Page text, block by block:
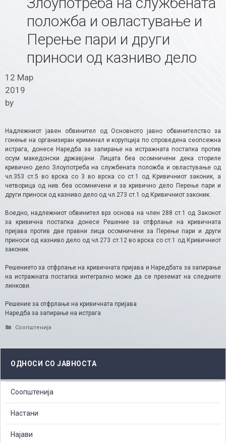
положба и овластување и
Перење пари и други
приноси од казниво дело
12 Мар
2019
by
Надлежниот јавен обвинител од Основното јавно обвинителство за
гонење на организиран криминал и корупција по спроведена сеопсежна
истрага, донесе Наредба за запирање на истражната постапка против
осум македонски државјани. Лицата беа осомничени дека сториле
кривично дело Злоупотреба на службената положба и овластување од
чл.353 ст.5 во врска со 3 во врска со ст.1 од Кривичниот законик, а
четворица од нив беа осомничени и за кривично дело Перење пари и
други приноси од казниво дело од чл.273 ст.1 од Кривичниот законик.
Воедно, надлежниот обвинител врз основа на член 288 ст.1 од Законот
за кривична постапка донесе Решение за отфрлање на кривичната
пријава против две правни лица осомничени за Перење пари и други
приноси од казниво дело од чл.273 ст.12 во врска со ст.1 од Кривичниот
законик.
Решението за отфрлање на кривичната пријава и Наредбата за запирање
на истражната постапка интегрално може да се преземат на следните
линкови.
Решение за отфрлање на кривичната пријава
Наредба за запирање на истрага
Categories
Соопштенија
ОДНОСИ СО ЈАВНОСТА
Соопштенија
Настани
Најави